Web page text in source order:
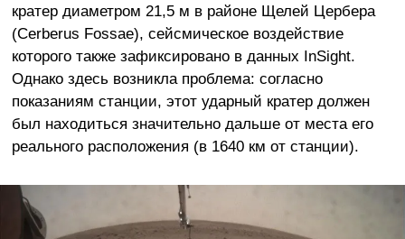
кратер диаметром 21,5 м в районе Щелей Цербера
(Cerberus Fossae), сейсмическое воздействие
которого также зафиксировано в данных InSight.
Однако здесь возникла проблема: согласно
показаниям станции, этот ударный кратер должен
был находиться значительно дальше от места его
реального расположения (в 1640 км от станции).